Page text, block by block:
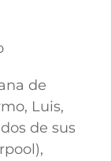
de
Luis,
de sus